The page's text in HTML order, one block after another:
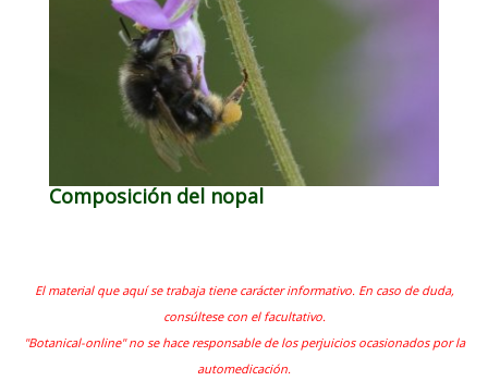
Composición del nopal
El material que aquí se trabaja tiene carácter informativo. En caso de duda,
consúltese con el facultativo.
"Botanical-online" no se hace responsable de los perjuicios ocasionados por la
automedicación.